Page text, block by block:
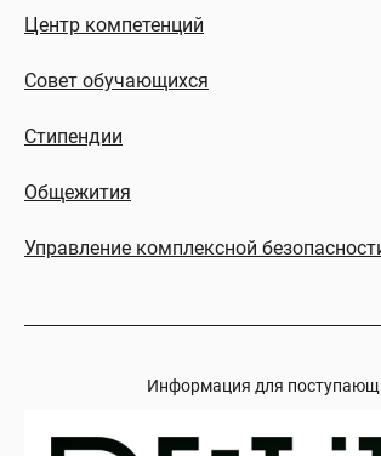
Центр компетенций
Совет обучающихся
Стипендии
Общежития
Управление комплексной
Информация для